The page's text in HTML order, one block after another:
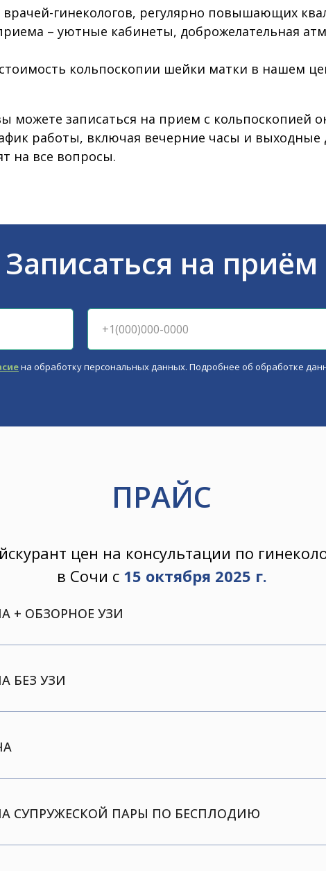
гинекологов, регулярно повышающих
– уютные кабинеты, доброжелательная
кольпоскопии шейки матки в нашем
можете записаться на прием с кольпоскопией
работы, включая вечерние часы и
на все вопросы.
Записаться на приём
на обработку персональных данных. Подробнее об обработке
ПРАЙС
цен на консультации по
в Сочи с 15 октября 2025 г.
+ ОБЗОРНОЕ УЗИ
БЕЗ УЗИ
СУПРУЖЕСКОЙ ПАРЫ ПО БЕСПЛОДИЮ